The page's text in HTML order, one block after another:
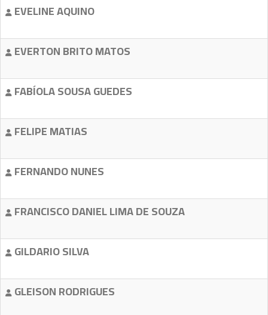
EVELINE AQUINO
EVERTON BRITO MATOS
FABÍOLA SOUSA GUEDES
FELIPE MATIAS
FERNANDO NUNES
FRANCISCO DANIEL LIMA DE SOUZA
GILDARIO SILVA
GLEISON RODRIGUES